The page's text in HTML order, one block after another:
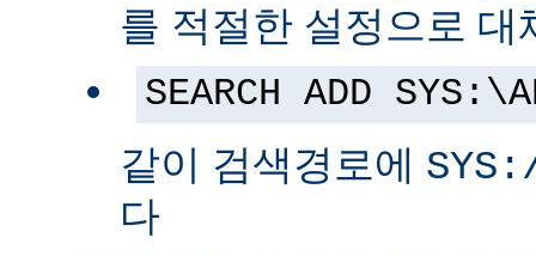
를 적절한 설정으로 대
SEARCH ADD
같이 검색경로에
다